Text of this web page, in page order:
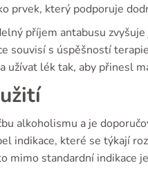
prvek, který podporuje
příjem antabusu
souvisí s úspěšností
užívat lék tak, aby přinesl
alkoholismu a je
indikace, které se týkají
mimo standardní indikace